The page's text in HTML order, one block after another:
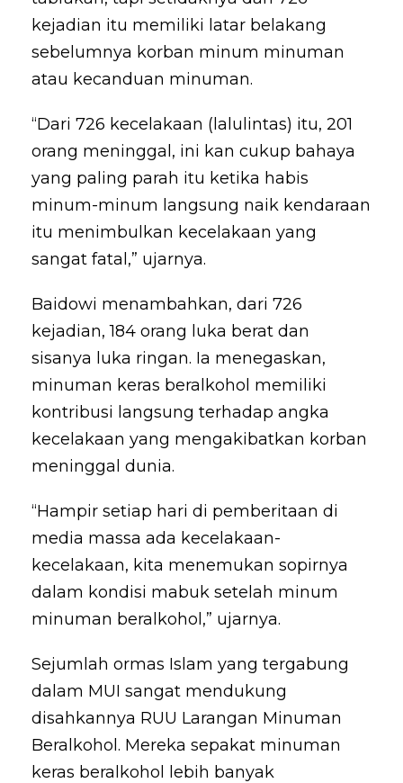
kejadian itu memiliki latar belakang
sebelumnya korban minum minuman
atau kecanduan minuman.
“Dari 726 kecelakaan (lalulintas) itu, 201
orang meninggal, ini kan cukup bahaya
yang paling parah itu ketika habis
minum-minum langsung naik kendaraan
itu menimbulkan kecelakaan yang
sangat fatal,” ujarnya.
Baidowi menambahkan, dari 726
kejadian, 184 orang luka berat dan
sisanya luka ringan. Ia menegaskan,
minuman keras beralkohol memiliki
kontribusi langsung terhadap angka
kecelakaan yang mengakibatkan korban
meninggal dunia.
“Hampir setiap hari di pemberitaan di
media massa ada kecelakaan-
kecelakaan, kita menemukan sopirnya
dalam kondisi mabuk setelah minum
minuman beralkohol,” ujarnya.
Sejumlah ormas Islam yang tergabung
dalam MUI sangat mendukung
disahkannya RUU Larangan Minuman
Beralkohol. Mereka sepakat minuman
keras beralkohol lebih banyak